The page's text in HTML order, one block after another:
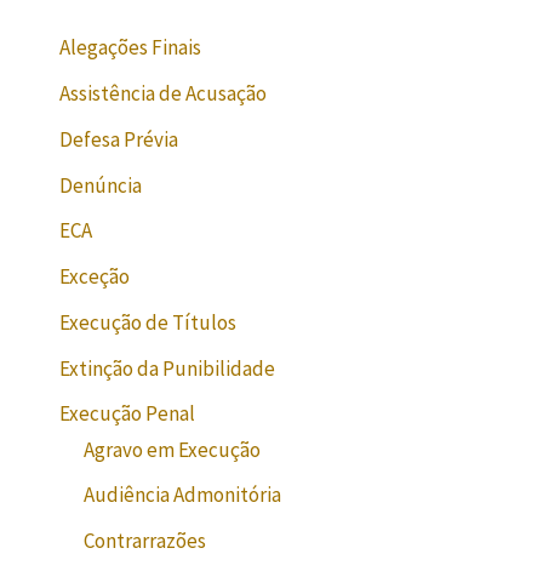
Alegações Finais
Assistência de Acusação
Defesa Prévia
Denúncia
ECA
Exceção
Execução de Títulos
Extinção da Punibilidade
Execução Penal
Agravo em Execução
Audiência Admonitória
Contrarrazões